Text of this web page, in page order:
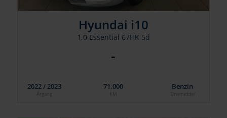
Hyundai i10
1,0 Essential 67HK 5d
-
2022 / 2023
Årgang
71.000
KM
Benzin
Drivmiddel